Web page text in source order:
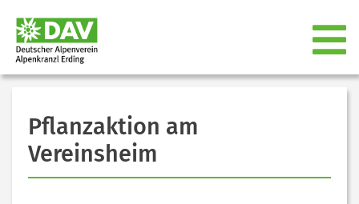
Pflanzaktion am
Vereinsheim